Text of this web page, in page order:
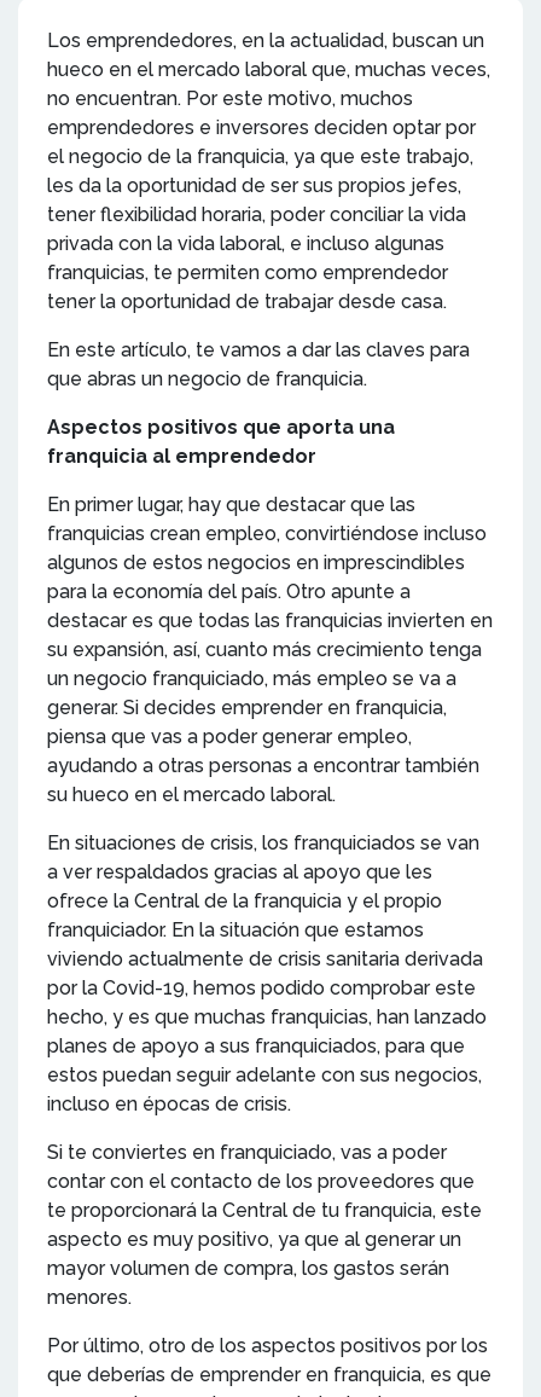
Los emprendedores, en la actualidad, buscan un
hueco en el mercado laboral que, muchas veces,
no encuentran. Por este motivo, muchos
emprendedores e inversores deciden optar por
el negocio de la franquicia, ya que este trabajo,
les da la oportunidad de ser sus propios jefes,
tener flexibilidad horaria, poder conciliar la vida
privada con la vida laboral, e incluso algunas
franquicias, te permiten como emprendedor
tener la oportunidad de trabajar desde casa.
En este artículo, te vamos a dar las claves para
que abras un negocio de franquicia.
Aspectos positivos que aporta una
franquicia al emprendedor
En primer lugar, hay que destacar que las
franquicias crean empleo, convirtiéndose incluso
algunos de estos negocios en imprescindibles
para la economía del país. Otro apunte a
destacar es que todas las franquicias invierten en
su expansión, así, cuanto más crecimiento tenga
un negocio franquiciado, más empleo se va a
generar. Si decides emprender en franquicia,
piensa que vas a poder generar empleo,
ayudando a otras personas a encontrar también
su hueco en el mercado laboral.
En situaciones de crisis, los franquiciados se van
a ver respaldados gracias al apoyo que les
ofrece la Central de la franquicia y el propio
franquiciador. En la situación que estamos
viviendo actualmente de crisis sanitaria derivada
por la Covid-19, hemos podido comprobar este
hecho, y es que muchas franquicias, han lanzado
planes de apoyo a sus franquiciados, para que
estos puedan seguir adelante con sus negocios,
incluso en épocas de crisis.
Si te conviertes en franquiciado, vas a poder
contar con el contacto de los proveedores que
te proporcionará la Central de tu franquicia, este
aspecto es muy positivo, ya que al generar un
mayor volumen de compra, los gastos serán
menores.
Por último, otro de los aspectos positivos por los
que deberías de emprender en franquicia, es que